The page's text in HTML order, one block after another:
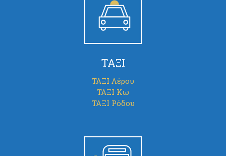
ΤΑΞΙ
ΤΑΞΙ Λέρου
ΤΑΞΙ Κω
ΤΑΞΙ Ρόδου